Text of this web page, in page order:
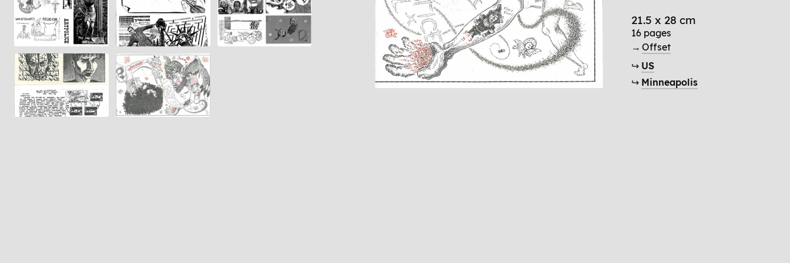
21.5 x 28 cm
16 pages
→Offset
↪ US
↪ Minneapolis